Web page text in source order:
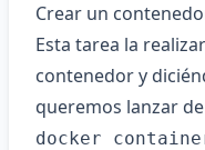
Crear un
Esta tarea la
contenedor y
queremos lanzar
docker